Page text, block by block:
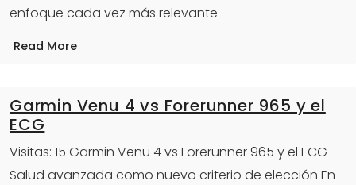
enfoque cada vez más relevante
Read More
Garmin Venu 4 vs Forerunner 965 y el
ECG
Visitas: 15 Garmin Venu 4 vs Forerunner 965 y el ECG
Salud avanzada como nuevo criterio de elección En